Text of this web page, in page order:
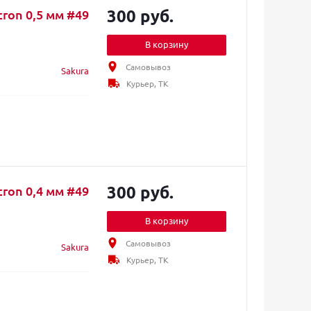
0,5 мм #49
Sakura
300 руб.
В корзину
Самовывоз
Курьер, ТК
0,4 мм #49
Sakura
300 руб.
В корзину
Самовывоз
Курьер, ТК